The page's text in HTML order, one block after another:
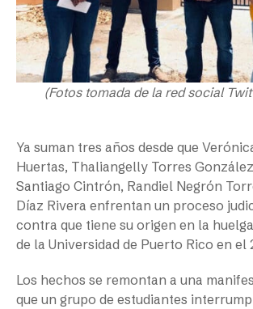
(Fotos tomada de la red social
Ya suman tres años desde que
Huertas, Thaliangelly Torres
Santiago Cintrón, Randiel Negrón
Díaz Rivera enfrentan un proceso
contra que tiene su origen en la
de la Universidad de Puerto Rico en el
Los hechos se remontan a una
que un grupo de estudiantes